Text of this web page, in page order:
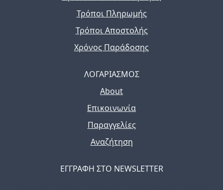
Τρόποι Πληρωμής
Τρόποι Αποστολής
Χρόνος Παράδοσης
ΛΟΓΑΡΙΑΣΜΟΣ
About
Επικοινωνία
Παραγγελίες
Αναζήτηση
ΕΓΓΡΑΦΗ ΣΤΟ NEWSLETTER